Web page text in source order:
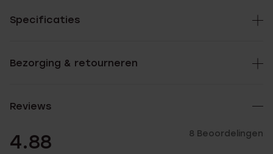
Specificaties
Bezorging & retourneren
Reviews
4.88 8 Beoordelingen